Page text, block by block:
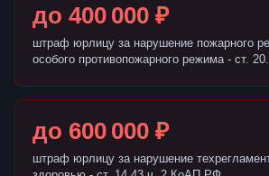
до 400 000 ₽
штраф юрлицу за нарушение пожарного
особого противопожарного режима - ст.
до 600 000 ₽
штраф юрлицу за нарушение